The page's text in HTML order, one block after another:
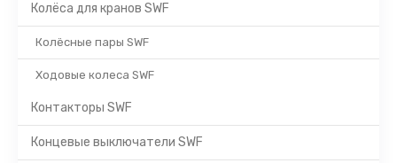
Колёса для кранов SWF
Колёсные пары SWF
Ходовые колеса SWF
Контакторы SWF
Концевые выключатели SWF